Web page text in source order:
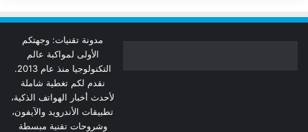
مدونة تقنيات: وجهتكم
الأولى لمواكبة عالم
التكنولوجيا منذ عام 2013.
نقدم لكم تغطية شاملة
لأحدث أخبار الهواتف الذكية،
تطبيقات الأندرويد والآيفون،
وشروحات تقنية مبسطة